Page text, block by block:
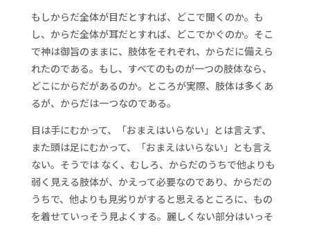
もしからだ全体が目だとすれば、どこで聞くのか。も
し、からだ全体が耳だとすれば、どこでかぐのか。そこ
で神は御旨のままに、肢体をそれぞれ、からだに備えら
れたのである。もし、すべてのものが一つの肢体なら、
どこにからだがあるのか。ところが実際、肢体は多くあ
るが、からだは一つなのである。
目は手にむかって、「おまえはいらない」とは言えず、
また頭は足にむかって、「おまえはいらない」とも言え
ない。そうでは なく、むしろ、からだのうちで他よりも
弱く見える肢体が、かえって必要なのであり、からだの
うちで、他よりも見劣りがすると思えるところに、もの
を着せていっそう見よくする。麗しくない部分はいっそ